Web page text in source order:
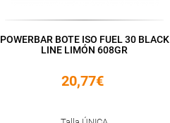
POWERBAR BOTE ISO FUEL 30 BLACK
LINE LIMÓN 608GR
20,77€